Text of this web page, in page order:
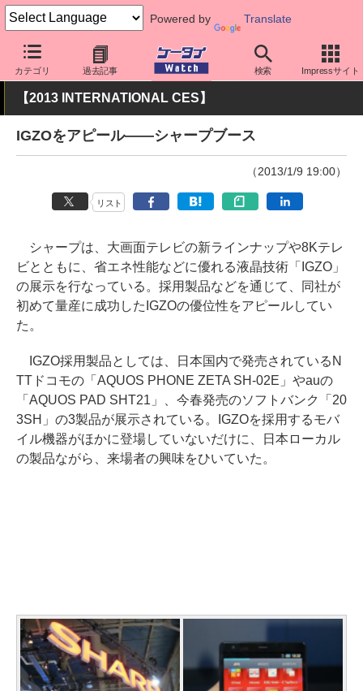
Powered by Translate
カテゴリ 過去記事 検索 Impressサイト
ケータイ Watch イベント CES 2013
【2013 INTERNATIONAL CES】
IGZOをアピール――シャープブース
（2013/1/9 19:00）
リスト
シャープは、大画面テレビの新ラインナップや8Kテレ
ビとともに、省エネ性能などに優れる液晶技術「IGZO」
の展示を行なっている。採用製品などを通じて、同社が
初めて量産に成功したIGZOの優位性をアピールしてい
た。
IGZO採用製品としては、日本国内で発売されているN
TTドコモの「AQUOS PHONE ZETA SH-02E」やauの
「AQUOS PAD SHT21」、今春発売のソフトバンク「20
3SH」の3製品が展示されている。IGZOを採用するモバ
イル機器がほかに登場していないだけに、日本ローカル
の製品ながら、来場者の興味をひいていた。